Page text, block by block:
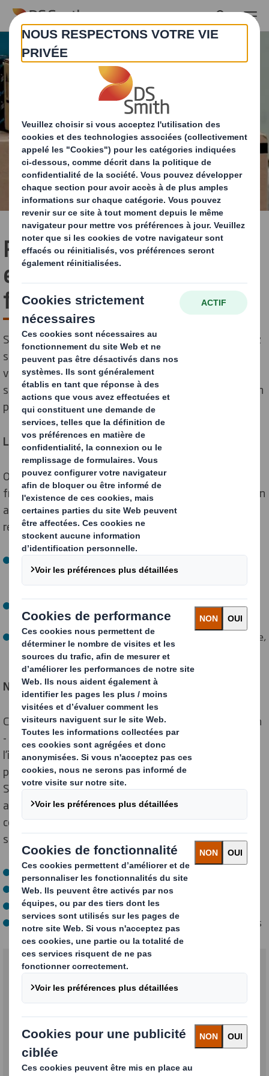
Skip to main content
Préparez-vous pour un
emballage sans
frustration !
Si vous boostez votre activité e-commerce, vous aurez
sûrement besoin d’une Market Place. Si vous souhaitez
vendre vos produits sur la Market Place Amazon, vous
serez dans l’obligation d’obtenir la certification Amazon
pour assurer la conformité de vos emballages.
La fin de la frustration de l’Unboxing
On parle de « Wrap rage » lorsqu’une personne est
frustrée de ne pas pouvoir ouvrir un emballage. Amazon
a mis au point son système d'emballage certifié pour
résoudre ce problème. Il existe 3 niveaux :
Frustration Free Packaging (FFP) : aucune préparation
requise, livraison sans overbox Amazon, emballage
minimal et recyclable
Ships in Own Container (SIOC) : aucune préparation
requise, livraison sans overbox Amazon.
Prep-Free Packaging (PFP) : aucune préparation requise,
livraison dans une overbox Amazon.
Nous simplifions la certification
C'est simple : il suffit de contacter les équipes DS Smith
- des tests et de la conception aux conseils et à
l’industrialisation. En tant que partenaire du
programme APASS Amazon (Amazon Packaging
Support and Supplier Network), nous vous
accompagnons à chaque étape du processus. Nos
concepteurs ont été formés pour vous aider à
stastifaire vos clients avec des emballages qui :
Sont faciles à ouvrir
Créent moins de déchets d’emballage
Réduisent les dommages causés aux produits
Et qui sont conformes aux protocoles ISTA nécessaires
Remplacement des
pièces en plastique
Découvrez nos solutions